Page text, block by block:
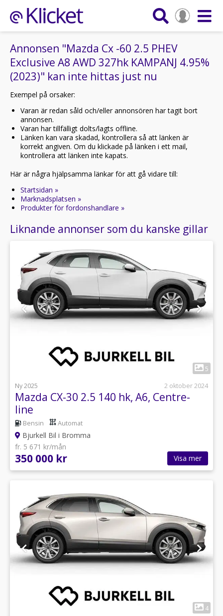
Annonsen "Mazda Cx -60 2.5 PHEV
Exclusive A8 AWD 327hk KAMPANJ 4.95%
(2023)" kan inte hittas just nu
Exempel på orsaker:
Varan är redan såld och/eller annonsören har tagit bort
annonsen.
Varan har tillfälligt dolts/lagts offline.
Länken kan vara skadad, kontrollera så att länken är
korrekt angiven. Om du klickade på länken i ett mail,
kontrollera att länken inte kapats.
Här är några hjälpsamma länkar för att gå vidare till:
Startsidan »
Marknadsplatsen »
Produkter för fordonshandlare »
Liknande annonser som du kanske gillar
1
5
Ny 2025
2 oktober 2024
Mazda CX-30 2.5 140 hk, A6, Centre-
line
Bensin Automat
Bjurkell Bil i Bromma
fr. 5 671 kr/mån
350 000 kr Visa mer
1
4